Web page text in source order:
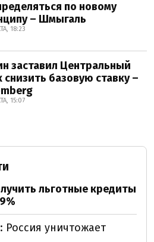
по новому
– Шмыгаль
18:23
заставил Центральный
снизить базовую ставку –
15:07
льготные кредиты
Россия уничтожает